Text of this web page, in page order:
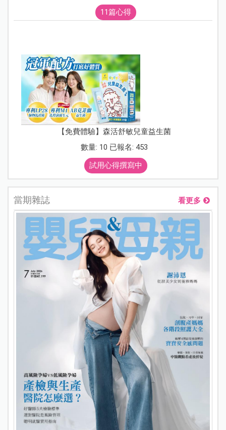
11篇心得
【免費體驗】森活舒敏兒童益生菌
數量: 10 已報名: 453
試用心得撰寫中
當期雜誌 看更多